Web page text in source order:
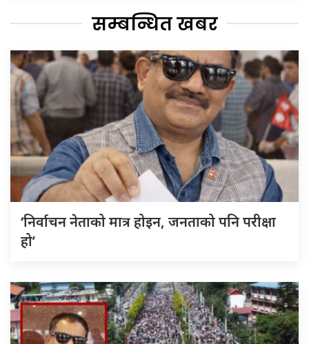
सम्बन्धित खबर
‘निर्वाचन नेताको मात्र होइन, जनताको पनि परीक्षा
हो’